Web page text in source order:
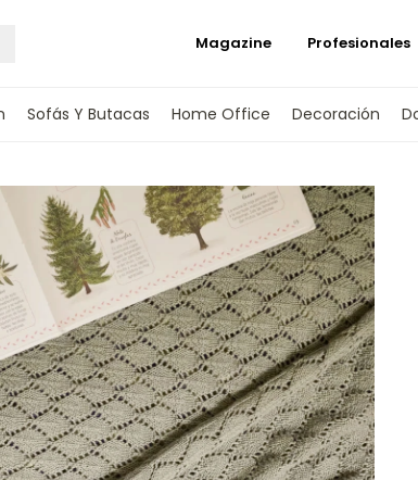
Sofás Y Butacas Home Office Decoración
Magazine Profesionales